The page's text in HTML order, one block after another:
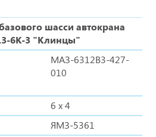
шасси автокрана
6К-3 "Клинцы"
МАЗ-6312B3-427-
010
6 х 4
ЯМЗ-5361